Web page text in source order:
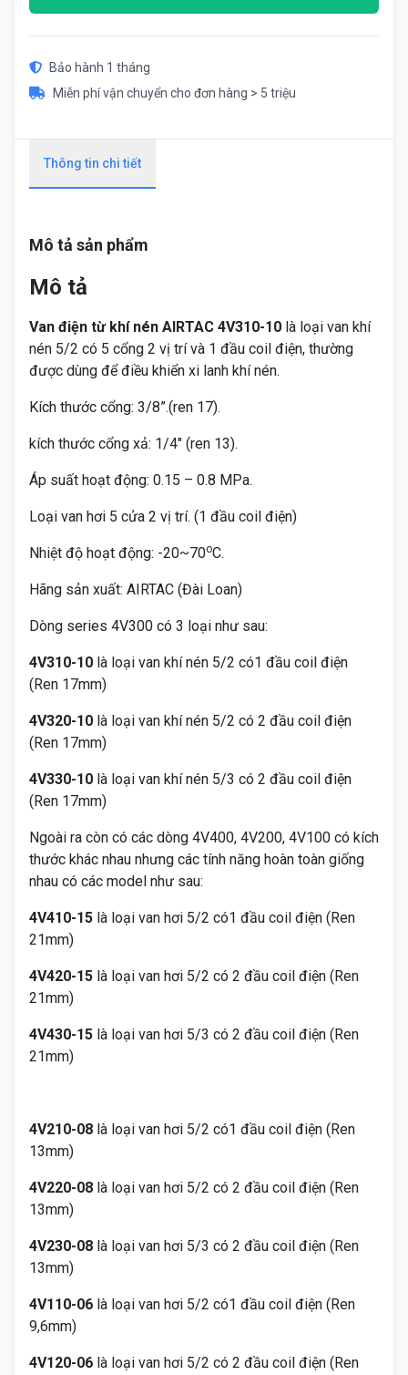
Bảo hành 1 tháng
Miễn phí vận chuyển cho đơn hàng > 5 triệu
Thông tin chi tiết
Mô tả sản phẩm
Mô tả
Van điện từ khí nén AIRTAC 4V310-10 là loại van khí
nén 5/2 có 5 cổng 2 vị trí và 1 đầu coil điện, thường
được dùng để điều khiển xi lanh khí nén.
Kích thước cổng: 3/8”.(ren 17).
kích thước cổng xả: 1/4″ (ren 13).
Áp suất hoạt động: 0.15 – 0.8 MPa.
Loại van hơi 5 cửa 2 vị trí. (1 đầu coil điện)
Nhiệt độ hoạt động: -20~70oC.
Hãng sản xuất: AIRTAC (Đài Loan)
Dòng series 4V300 có 3 loại như sau:
4V310-10 là loại van khí nén 5/2 có1 đầu coil điện
(Ren 17mm)
4V320-10 là loại van khí nén 5/2 có 2 đầu coil điện
(Ren 17mm)
4V330-10 là loại van khí nén 5/3 có 2 đầu coil điện
(Ren 17mm)
Ngoài ra còn có các dòng 4V400, 4V200, 4V100 có kích
thước khác nhau nhưng các tính năng hoàn toàn giống
nhau có các model như sau:
4V410-15 là loại van hơi 5/2 có1 đầu coil điện (Ren
21mm)
4V420-15 là loại van hơi 5/2 có 2 đầu coil điện (Ren
21mm)
4V430-15 là loại van hơi 5/3 có 2 đầu coil điện (Ren
21mm)
4V210-08 là loại van hơi 5/2 có1 đầu coil điện (Ren
13mm)
4V220-08 là loại van hơi 5/2 có 2 đầu coil điện (Ren
13mm)
4V230-08 là loại van hơi 5/3 có 2 đầu coil điện (Ren
13mm)
4V110-06 là loại van hơi 5/2 có1 đầu coil điện (Ren
9,6mm)
4V120-06 là loại van hơi 5/2 có 2 đầu coil điện (Ren